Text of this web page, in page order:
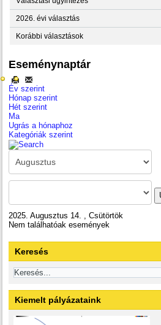
2026. évi választás
Korábbi választások
Eseménynaptár
Év szerint
Hónap szerint
Hét szerint
Ma
Ugrás a hónaphoz
Kategóriák szerint
2025. Augusztus 14. , Csütörtök
Nem találhatóak események
Keresés
Kiemelt pályázataink